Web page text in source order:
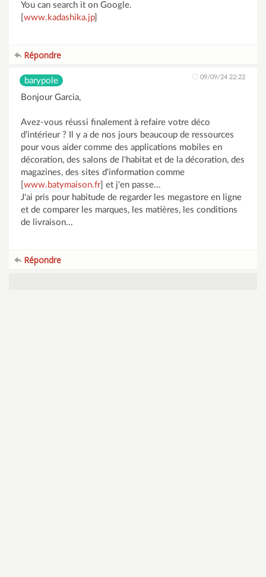
You can search it on Google.
www.kadashika.jp]
Répondre
barypole 09/09/24 22:22
Bonjour Garcia,
Avez-vous réussi finalement à refaire votre déco
d'intérieur ? Il y a de nos jours beaucoup de ressources
pour vous aider comme des applications mobiles en
décoration, des salons de l'habitat et de la décoration, des
magazines, des sites d'information comme
www.batymaison.fr] et j'en passe...
J'ai pris pour habitude de regarder les megastore en ligne
et de comparer les marques, les matières, les conditions
de livraison...
Répondre